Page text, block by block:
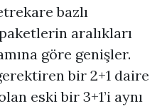
bazlı
aralıkları
göre genişler.
bir 2+1 daire
eski bir 3+1’i aynı